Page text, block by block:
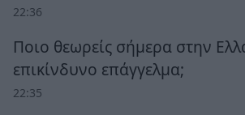
22:36
Ποιο θεωρείς σήμερα στην
επικίνδυνο επάγγελμα;
22:35